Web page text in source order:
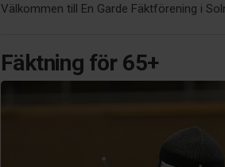
Välkommen till En Garde Fäktförening i
Fäktning för 65+